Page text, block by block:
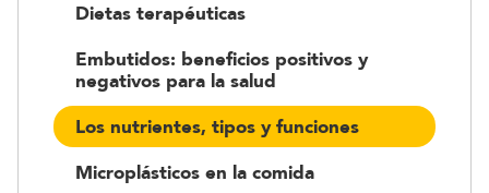
Dietas terapéuticas
Embutidos: beneficios positivos y
negativos para la salud
Los nutrientes, tipos y funciones
Microplásticos en la comida